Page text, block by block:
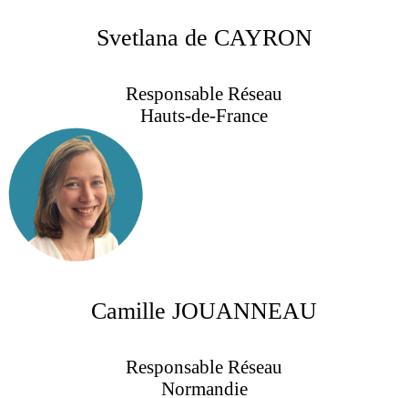
Svetlana de CAYRON
Responsable Réseau
Hauts-de-France
Camille JOUANNEAU
Responsable Réseau
Normandie